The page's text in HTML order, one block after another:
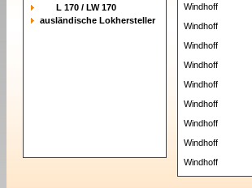
L 170 / LW 170
ausländische Lokhersteller
Windhoff
Windhoff
Windhoff
Windhoff
Windhoff
Windhoff
Windhoff
Windhoff
Windhoff